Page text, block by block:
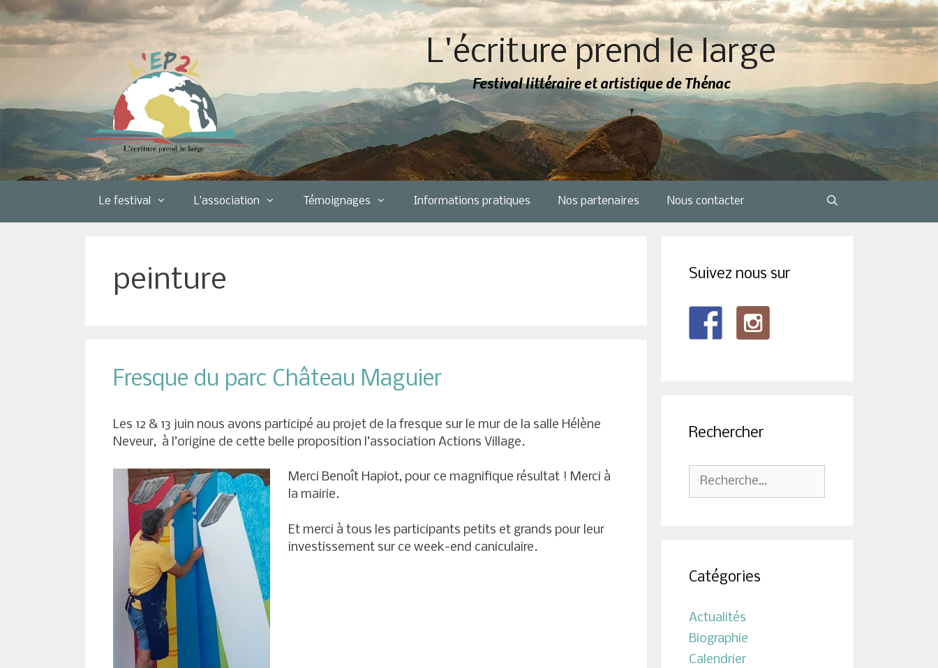
Aller
au
contenu
L'écriture prend le large
Festival littéraire et artistique de Thénac
Le festival L’association Témoignages Informations pratiques Nos partenaires Nous contacter
peinture
Fresque du parc Château Maguier
Les 12 & 13 juin nous avons participé au projet de la fresque sur le mur de la salle Hélène
Neveur, à l’origine de cette belle proposition l’association Actions Village.
Merci Benoît Hapiot, pour ce magnifique résultat ! Merci à
la mairie.
Et merci à tous les participants petits et grands pour leur
investissement sur ce week-end caniculaire.
Suivez nous sur
Rechercher
Rechercher :
Catégories
Actualités
Biographie
Calendrier